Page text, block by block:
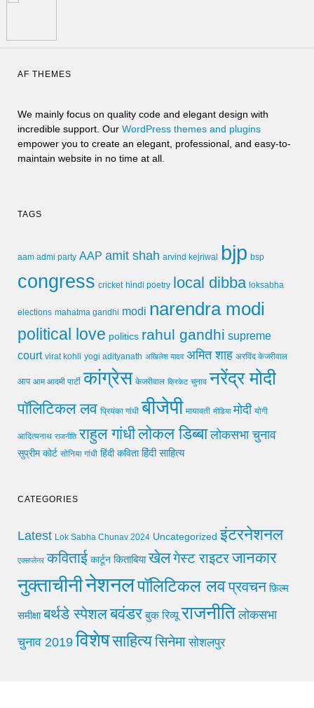
AF THEMES
We mainly focus on quality code and elegant design with
incredible support. Our WordPress themes and plugins
empower you to create an elegant, professional, and easy-to-
maintain website in no time at all.
TAGS
aam admi party AAP amit shah arvind kejriwal bjp bsp
congress cricket hindi poetry local dibba loksabha
elections mahatma gandhi modi narendra modi
political love politics rahul gandhi supreme
court virat kohli yogi adityanath अखिलेश यादव अमित शाह अरविंद केजरीवाल
आप आम आदमी पार्टी कांग्रेस केजरीवाल क्रिकेट चुनाव नरेंद्र मोदी
पॉलिटिकल लव प्रियंका गांधी बीजेपी मायावती मीडिया मोदी योगी
आदित्यनाथ राजनीति राहुल गांधीलोकल डिब्बा लोकसभा चुनाव
सुप्रीम कोर्ट सोनिया गांधी हिंदी कविता हिंदी साहित्य
CATEGORIES
Latest Lok Sabha Chunav 2024 Uncategorized इंटरनेशनल
एक्सप्लेनर कविताई कार्टून किताबिया खेलगेस्ट राइटरजानकार
नुक्ताचीनीनेशनलपॉलिटिकल लवप्रवचन फ़िल्म
समीक्षा बर्थडे स्पेशलबवंडर बुक रिव्यू राजनीति लोकसभा
चुनाव 2019 विशेषसाहित्यसिनेमा सोशलपुर